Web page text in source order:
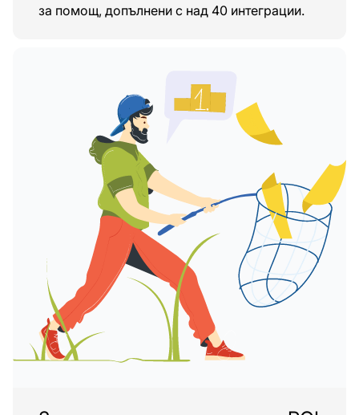
за помощ, допълнени с над 40 интеграции.